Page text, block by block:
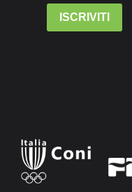
ISCRIVITI